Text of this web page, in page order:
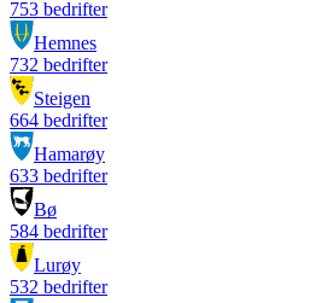
753 bedrifter
Hemnes
732 bedrifter
Steigen
664 bedrifter
Hamarøy
633 bedrifter
Bø
584 bedrifter
Lurøy
532 bedrifter